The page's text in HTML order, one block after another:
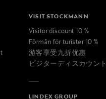
VISIT STOCKMANN
Visitor discount 10 %
Förmån för turister 10 %
游客享受九折优惠
ビジターディスカウント
LINDEX GROUP